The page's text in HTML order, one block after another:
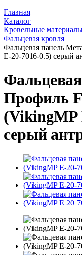
Главная
Каталог
Кровельные материалы
Фальцевая кровля
Фальцевая панель
E-20-7016-0.5) серый
Профиль
(VikingMP
серый